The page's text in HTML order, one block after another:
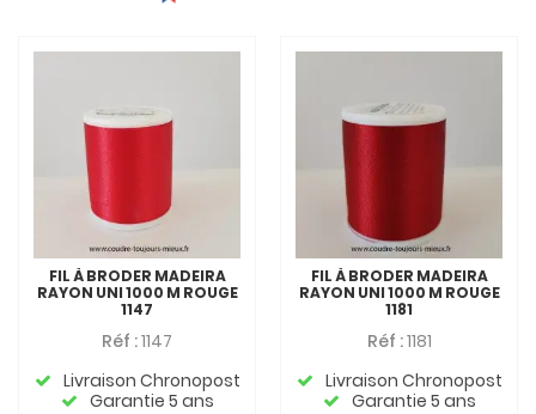
FIL À BRODER MADEIRA
RAYON UNI 1000 M ROUGE
1147
Réf :1147
Livraison Chronopost
Garantie 5 ans
FIL À BRODER MADEIRA
RAYON UNI 1000 M ROUGE
1181
Réf :1181
Livraison Chronopost
Garantie 5 ans